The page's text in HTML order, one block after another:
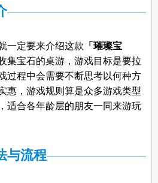
一定要来介绍这款 「璀璨宝
集宝石的桌游，游戏目标是要拉
过程中会需要不断思考以何种方
惠，游戏规则算是众多游戏类型
适合各年龄层的朋友一同来游玩
与流程